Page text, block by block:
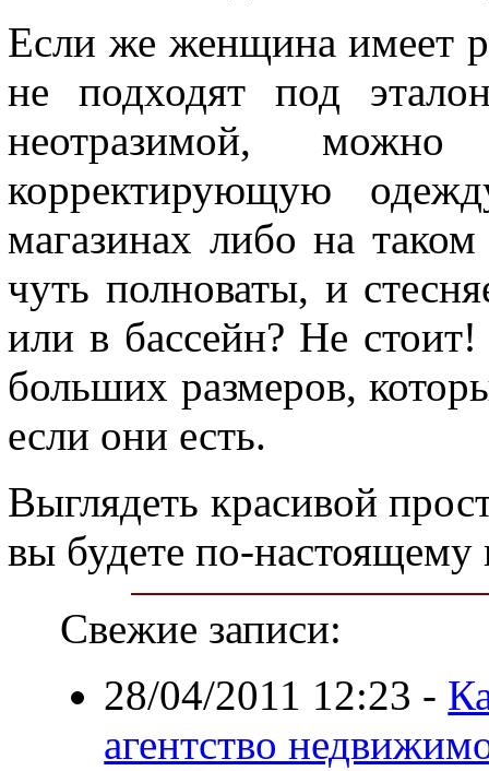
Если же женщина имеет
не подходят под
неотразимой,
корректирующую
магазинах либо на
чуть полноваты, и
или в бассейн? Не
больших размеров,
если они есть.
Выглядеть красивой
вы будете по-настоящему
Свежие записи:
28/04/2011 12:23 -
агентство